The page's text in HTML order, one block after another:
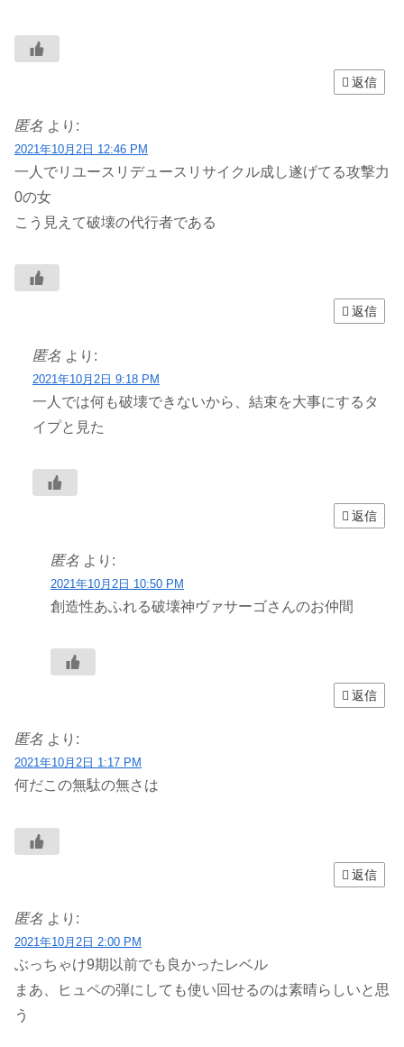
返信
匿名 より:
2021年10月2日 12:46 PM
一人でリユースリデュースリサイクル成し遂げてる攻撃力
0の女
こう見えて破壊の代行者である
返信
匿名 より:
2021年10月2日 9:18 PM
一人では何も破壊できないから、結束を大事にするタ
イプと見た
返信
匿名 より:
2021年10月2日 10:50 PM
創造性あふれる破壊神ヴァサーゴさんのお仲間
返信
匿名 より:
2021年10月2日 1:17 PM
何だこの無駄の無さは
返信
匿名 より:
2021年10月2日 2:00 PM
ぶっちゃけ9期以前でも良かったレベル
まあ、ヒュペの弾にしても使い回せるのは素晴らしいと思
う